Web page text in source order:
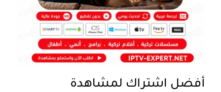
أفضل اشتراك لمشاهدة